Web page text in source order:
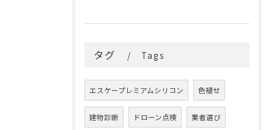
タグ Tags
エスケープレミアムシリコン 色褪せ
建物診断 ドローン点検 業者選び